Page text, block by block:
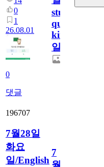
0
1
26.08.01
0
댓글
study
quiz
king771
일
196707
7월28일
화요
일/English
7